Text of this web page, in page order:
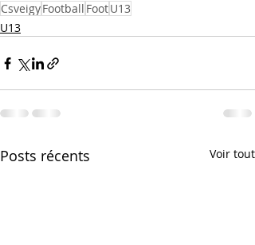
CsveigyFootball FootU13
U13
Posts récents Voir tout